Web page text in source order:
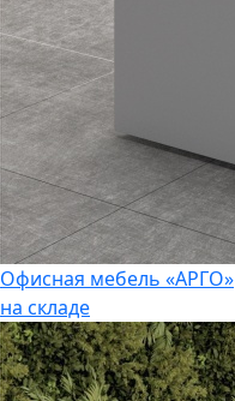
Офисная мебель «АРГО»
на складе